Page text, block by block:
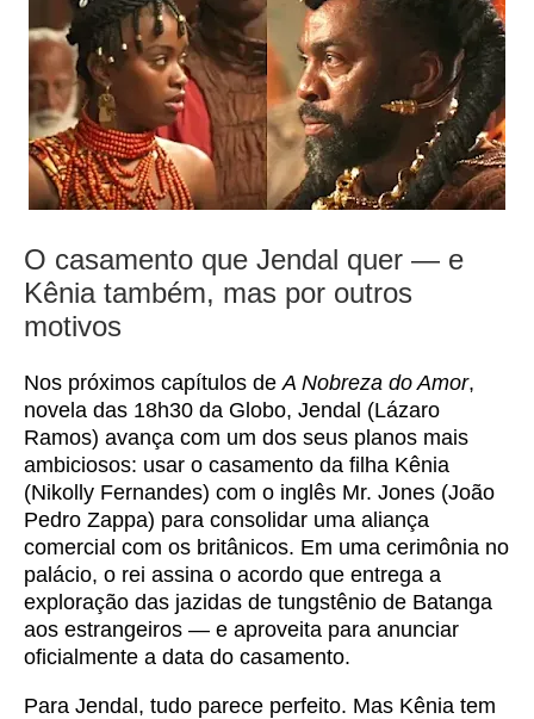
O casamento que Jendal quer — e
Kênia também, mas por outros
motivos
Nos próximos capítulos deA Nobreza do Amor,
novela das 18h30 da Globo, Jendal (Lázaro
Ramos) avança com um dos seus planos mais
ambiciosos: usar o casamento da filha Kênia
(Nikolly Fernandes) com o inglês Mr. Jones (João
Pedro Zappa) para consolidar uma aliança
comercial com os britânicos. Em uma cerimônia no
palácio, o rei assina o acordo que entrega a
exploração das jazidas de tungstênio de Batanga
aos estrangeiros — e aproveita para anunciar
oficialmente a data do casamento.
Para Jendal, tudo parece perfeito. Mas Kênia tem